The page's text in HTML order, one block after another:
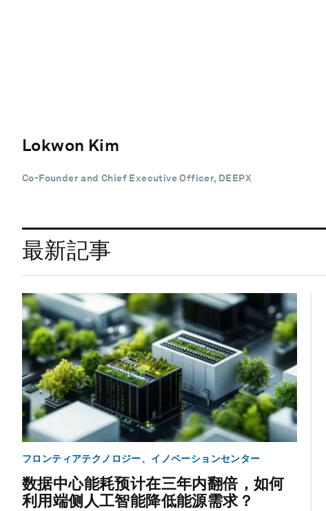
Lokwon Kim
Co-Founder and Chief Executive Officer, DEEPX
最新記事
フロンティアテクノロジー、イノベーションセンター
数据中心能耗预计在三年内翻倍，如何
利用端侧人工智能降低能源需求？